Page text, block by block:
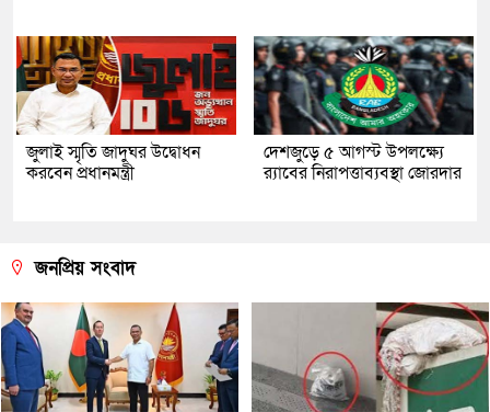
জুলাই স্মৃতি জাদুঘর উদ্বোধন
করবেন প্রধানমন্ত্রী
দেশজুড়ে ৫ আগস্ট উপলক্ষ্যে
র‌্যাবের নিরাপত্তাব্যবস্থা জোরদার
জনপ্রিয় সংবাদ